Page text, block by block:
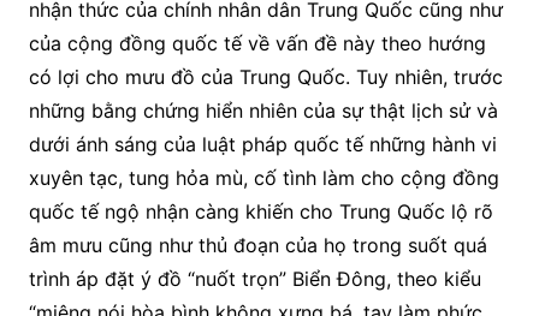
nhận thức của chính nhân dân Trung Quốc cũng như
của cộng đồng quốc tế về vấn đề này theo hướng
có lợi cho mưu đồ của Trung Quốc. Tuy nhiên, trước
những bằng chứng hiển nhiên của sự thật lịch sử và
dưới ánh sáng của luật pháp quốc tế những hành vi
xuyên tạc, tung hỏa mù, cố tình làm cho cộng đồng
quốc tế ngộ nhận càng khiến cho Trung Quốc lộ rõ
âm mưu cũng như thủ đoạn của họ trong suốt quá
trình áp đặt ý đồ “nuốt trọn” Biển Đông, theo kiểu